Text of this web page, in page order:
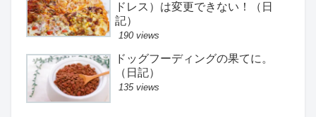
ドレス）は変更できない！（日
記）
190 views
ドッグフーディングの果てに。
（日記）
135 views